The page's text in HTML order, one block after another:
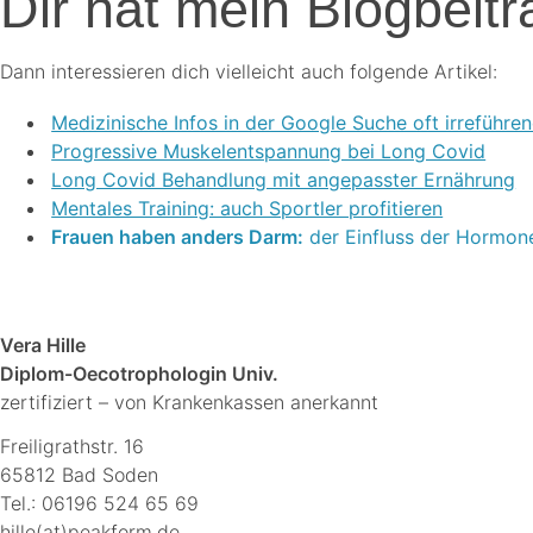
Dann interessieren dich vielleicht auch folgende Artikel:
Medizinische Infos in der Google Suche oft
Progressive Muskelentspannung bei Long Covid
Long Covid Behandlung mit angepasster Ernährung
Mentales Training: auch Sportler profitieren
Frauen haben anders Darm: der Einfluss der
Vera Hille
Diplom-Oecotrophologin Univ.
zertifiziert – von Krankenkassen anerkannt
Freiligrathstr. 16
65812 Bad Soden
Tel.: 06196 524 65 69